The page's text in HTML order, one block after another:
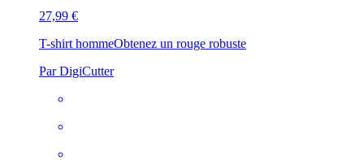
27,99 €
T-shirt hommeObtenez un rouge robuste
Par DigiCutter